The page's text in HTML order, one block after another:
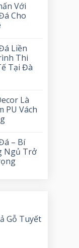
Với
Cho
Liền
Thi
Tại Đà
Là
PU Vách
– Bí
Ngủ Trở
Gỗ Tuyết